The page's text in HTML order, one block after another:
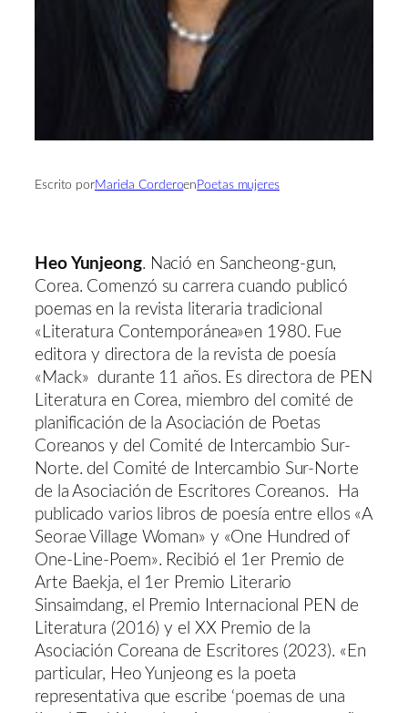
Escrito porMariela Corderoen Poetas mujeres
Heo Yunjeong. Nació en Sancheong-gun,
Corea. Comenzó su carrera cuando publicó
poemas en la revista literaria tradicional
«Literatura Contemporánea»en 1980. Fue
editora y directora de la revista de poesía
«Mack» durante 11 años. Es directora de PEN
Literatura en Corea, miembro del comité de
planificación de la Asociación de Poetas
Coreanos y del Comité de Intercambio Sur-
Norte. del Comité de Intercambio Sur-Norte
de la Asociación de Escritores Coreanos. Ha
publicado varios libros de poesía entre ellos «A
Seorae Village Woman» y «One Hundred of
One-Line-Poem». Recibió el 1er Premio de
Arte Baekja, el 1er Premio Literario
Sinsaimdang, el Premio Internacional PEN de
Literatura (2016) y el XX Premio de la
Asociación Coreana de Escritores (2023). «En
particular, Heo Yunjeong es la poeta
representativa que escribe ‘poemas de una